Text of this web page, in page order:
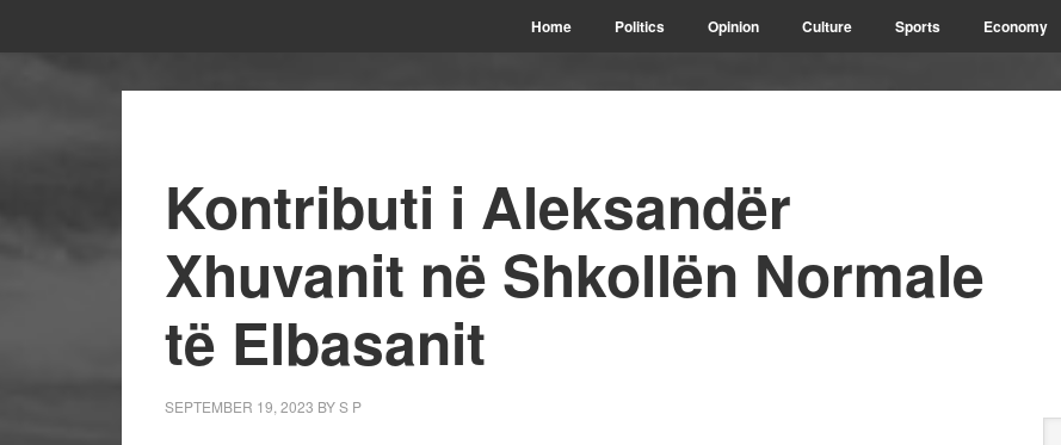
Home Politics Opinion Culture Sports Economy
Kontributi i Aleksandër
Xhuvanit në Shkollën Normale
të Elbasanit
SEPTEMBER 19, 2023 BYS P